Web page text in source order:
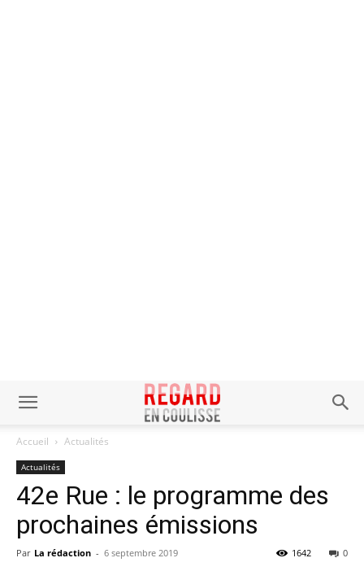
Accueil Actualités
Actualités
42e Rue : le programme des
prochaines émissions
Par La rédaction - 6 septembre 2019 0
1642